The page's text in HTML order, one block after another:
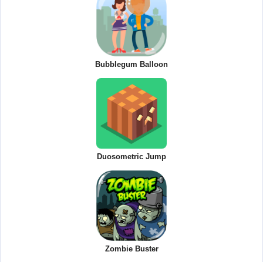
Bubblegum Balloon
Duosometric Jump
Zombie Buster